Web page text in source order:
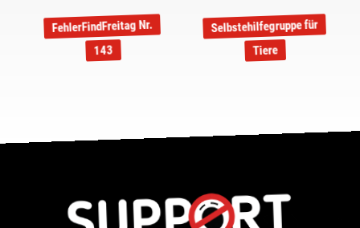
FehlerFindFreitag Nr.
143
Selbstehilfegruppe für
Tiere